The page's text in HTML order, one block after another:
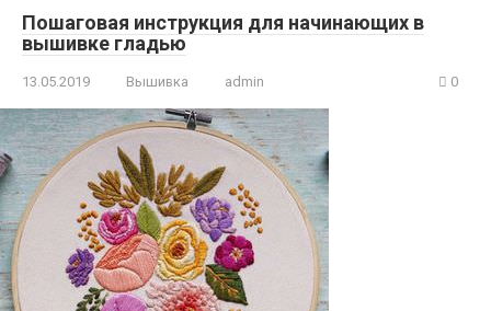
Пошаговая инструкция для начинающих в
вышивке гладью
13.05.2019 Вышивка admin 0